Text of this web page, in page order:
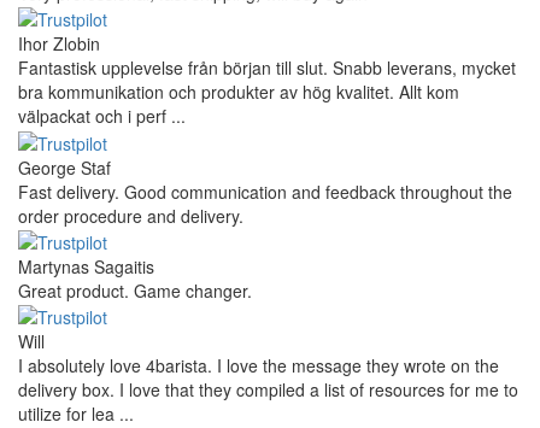
Ihor Zlobin
Fantastisk upplevelse från början till slut. Snabb leverans, mycket
bra kommunikation och produkter av hög kvalitet. Allt kom
välpackat och i perf ...
George Staf
Fast delivery. Good communication and feedback throughout the
order procedure and delivery.
Martynas Sagaitis
Great product. Game changer.
Will
I absolutely love 4barista. I love the message they wrote on the
delivery box. I love that they compiled a list of resources for me to
utilize for lea ...